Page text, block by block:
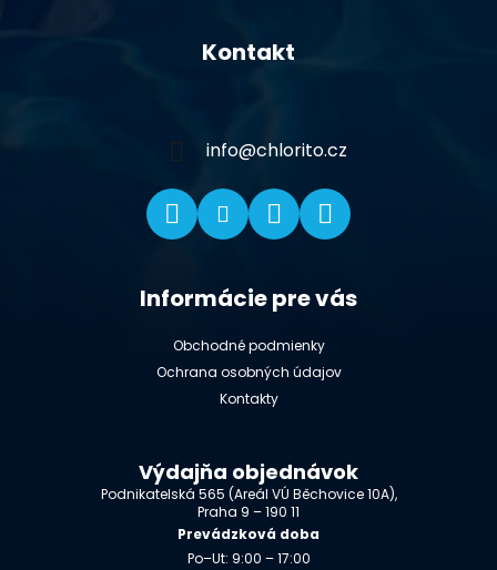
Kontakt
info@chlorito.cz
Informácie pre vás
Obchodné podmienky
Ochrana osobných údajov
Kontakty
Výdajňa objednávok
Podnikatelská 565 (Areál VÚ Běchovice 10A),
Praha 9 – 190 11
Prevádzková doba
Po–Ut: 9:00 – 17:00